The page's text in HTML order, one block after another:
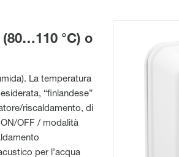
°C) o
La temperatura
“finlandese”
riscaldamento, di
OFF / modalità
per l’acqua